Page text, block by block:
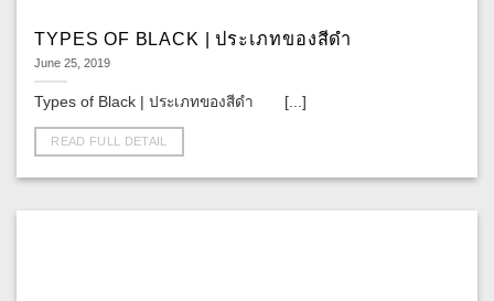
TYPES OF BLACK | ประเภทของสีดำ
June 25, 2019
Types of Black | ประเภทของสีดำ [...]
READ FULL DETAIL